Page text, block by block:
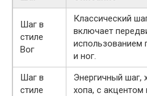
Шаг в
стиле
Вог
Классический
включает
использованием
и ног.
Шаг в
стиле
Энергичный шаг,
хопа, с акцентом